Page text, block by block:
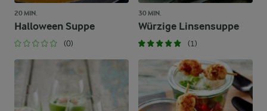
20 MIN.
Halloween Suppe
(0)
30 MIN.
Würzige Linsensuppe
(1)